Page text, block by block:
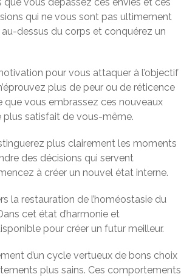
qui ne vous sont pas ultimement
dessus du corps et conquérez un
pour vous attaquer à l’objectif
plus de peur ou de réticence
que vous embrassez ces nouveaux
plus satisfait de vous-même.
plus clairement les moments
des décisions qui servent
à créer un nouvel état interne.
la restauration de l’homéostasie du
cet état d’harmonie et
pour créer un futur meilleur.
d’un cycle vertueux de bons choix
plus sains. Ces comportements